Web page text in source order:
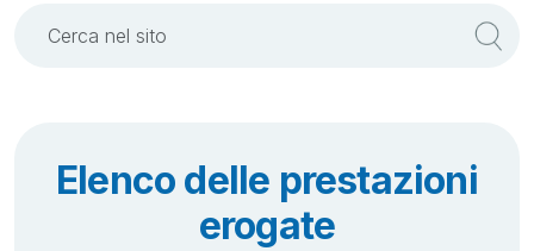
Elenco delle prestazioni
erogate